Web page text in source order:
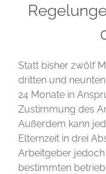
Statt bisher zwölf
dritten und
24 Monate in
Zustimmung des
Außerdem kann
Elternzeit in drei
Arbeitgeber jedoch
bestimmten